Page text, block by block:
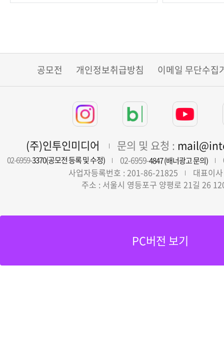
공모전 개인정보취급방침 이메일 무단수집
(주)인투인미디어 문의 및 요청 :
02-6959-3370(공모전 등록 및 수정) 02-6959-4847 (배너광고 문의)
사업자등록번호 : 201-86-21825
대표이
주소 : 서울시 영등포구 양평로 21길 26
PC버전 보기